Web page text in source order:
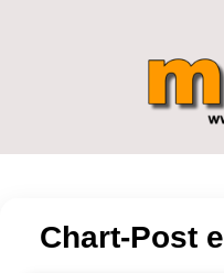
Chart-Post